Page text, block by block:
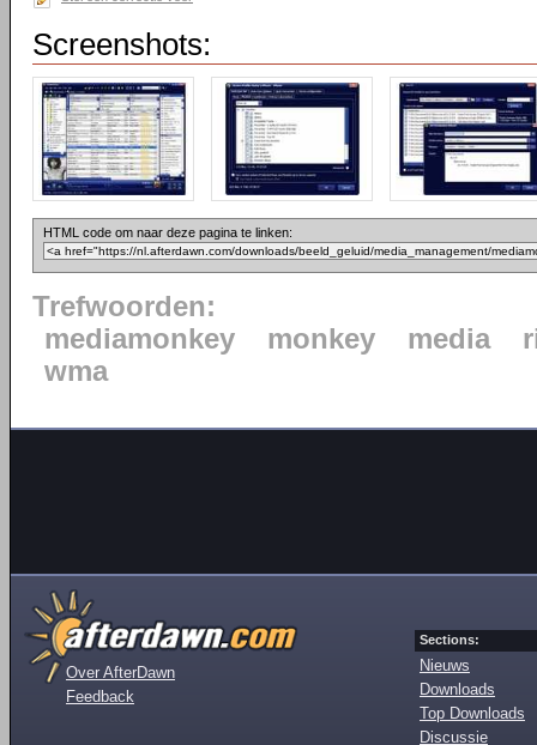
Screenshots:
HTML code om naar deze pagina te linken:
Trefwoorden:
mediamonkey
monkey media
wma
Over AfterDawn
Feedback
Sections:
Nieuws
Downloads
Top Downloads
Discussie